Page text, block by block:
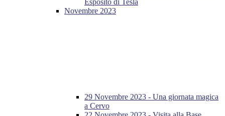
Esposito di Tesla
Novembre 2023
29 Novembre 2023 - Una giornata magica
a Cervo